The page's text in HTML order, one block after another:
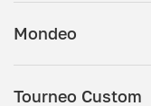
Mondeo
Tourneo Custom